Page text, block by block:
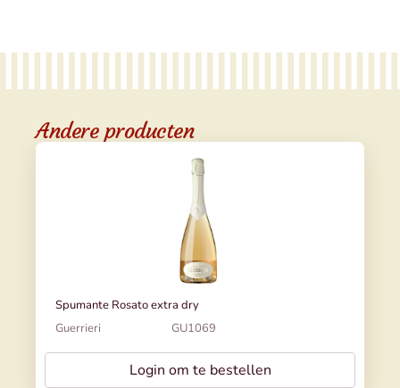
Andere producten
Spumante Rosato extra dry
Guerrieri
GU1069
Login om te bestellen